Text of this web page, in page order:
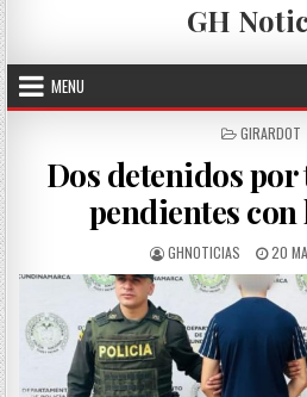
GH
MENU
POSTED
GIRARDOT
Dos detenidos por
pendientes
AUTHOR:
GHNOTICIAS
DATE:
20